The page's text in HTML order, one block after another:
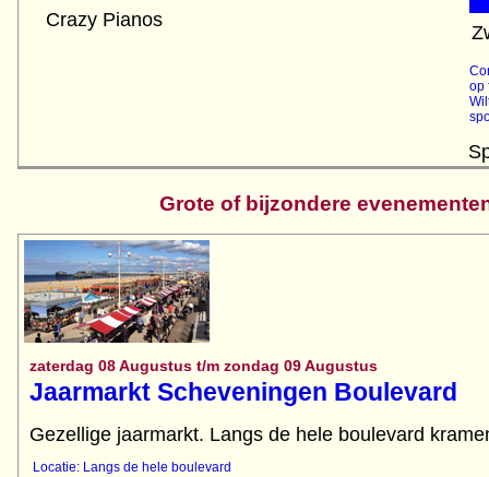
Crazy Pianos
op
Grote of bijzondere
zaterdag 08 Augustus t/m zondag 09 Augustus
Jaarmarkt Scheveningen Boulevard
Gezellige jaarmarkt. Langs de hele boulevard
Locatie: Langs de hele boulevard